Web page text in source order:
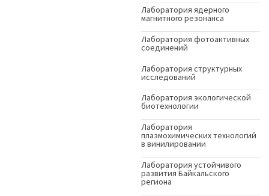
Лаборатория ядерного
магнитного резонанса
Лаборатория фотоактивных
соединений
Лаборатория структурных
исследований
Лаборатория экологической
биотехнологии
Лаборатория
плазмохимических технологий
в винилировании
Лаборатория устойчивого
развития Байкальского
региона